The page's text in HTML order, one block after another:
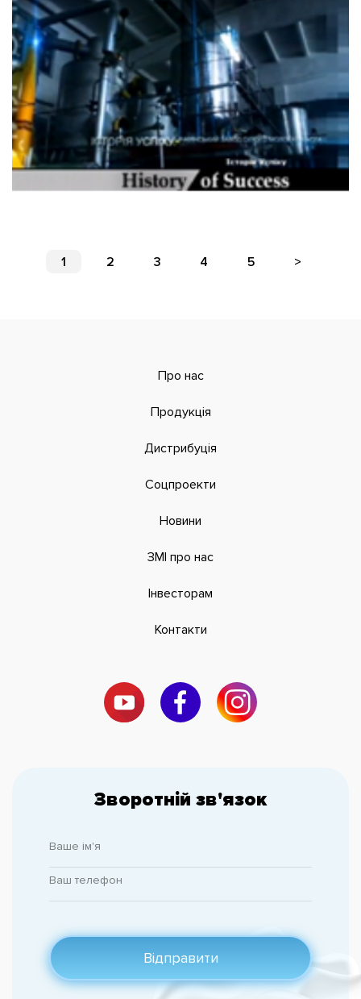
1 2 3 4 5 >
Зворотній зв'язок
Відправити
Про нас
Продукція
Дистрибуція
Соцпроекти
Новини
ЗМІ про нас
Інвесторам
Контакти